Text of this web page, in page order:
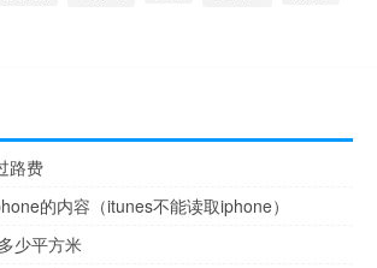
路费
的内容（itunes不能读取iphone）
少平方米